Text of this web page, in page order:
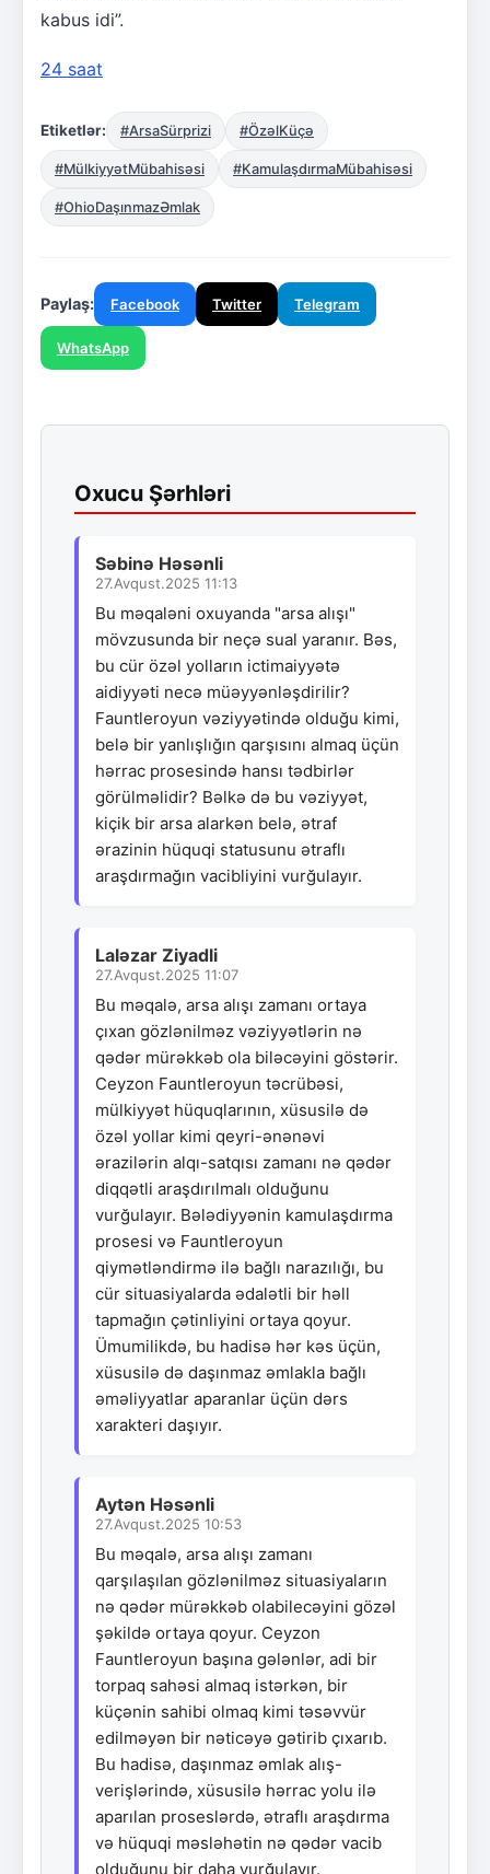
kabus idi”.
24 saat
Etiketlər: #ArsaSürprizi #ÖzəlKüçə
#MülkiyyətMübahisəsi #KamulaşdırmaMübahisəsi
#OhioDaşınmazƏmlak
Paylaş: Facebook Twitter Telegram
WhatsApp
Oxucu Şərhləri
Səbinə Həsənli
27.Avqust.2025 11:13
Bu məqaləni oxuyanda "arsa alışı"
mövzusunda bir neçə sual yaranır. Bəs,
bu cür özəl yolların ictimaiyyətə
aidiyyəti necə müəyyənləşdirilir?
Fauntleroyun vəziyyətində olduğu kimi,
belə bir yanlışlığın qarşısını almaq üçün
hərrac prosesində hansı tədbirlər
görülməlidir? Bəlkə də bu vəziyyət,
kiçik bir arsa alarkən belə, ətraf
ərazinin hüquqi statusunu ətraflı
araşdırmağın vacibliyini vurğulayır.
Laləzar Ziyadli
27.Avqust.2025 11:07
Bu məqalə, arsa alışı zamanı ortaya
çıxan gözlənilməz vəziyyətlərin nə
qədər mürəkkəb ola biləcəyini göstərir.
Ceyzon Fauntleroyun təcrübəsi,
mülkiyyət hüquqlarının, xüsusilə də
özəl yollar kimi qeyri-ənənəvi
ərazilərin alqı-satqısı zamanı nə qədər
diqqətli araşdırılmalı olduğunu
vurğulayır. Bələdiyyənin kamulaşdırma
prosesi və Fauntleroyun
qiymətləndirmə ilə bağlı narazılığı, bu
cür situasiyalarda ədalətli bir həll
tapmağın çətinliyini ortaya qoyur.
Ümumilikdə, bu hadisə hər kəs üçün,
xüsusilə də daşınmaz əmlakla bağlı
əməliyyatlar aparanlar üçün dərs
xarakteri daşıyır.
Aytən Həsənli
27.Avqust.2025 10:53
Bu məqalə, arsa alışı zamanı
qarşılaşılan gözlənilməz situasiyaların
nə qədər mürəkkəb olabilecəyini gözəl
şəkildə ortaya qoyur. Ceyzon
Fauntleroyun başına gələnlər, adi bir
torpaq sahəsi almaq istərkən, bir
küçənin sahibi olmaq kimi təsəvvür
edilməyən bir nəticəyə gətirib çıxarıb.
Bu hadisə, daşınmaz əmlak alış-
verişlərində, xüsusilə hərrac yolu ilə
aparılan proseslərdə, ətraflı araşdırma
və hüquqi məsləhətin nə qədər vacib
olduğunu bir daha vurğulayır.